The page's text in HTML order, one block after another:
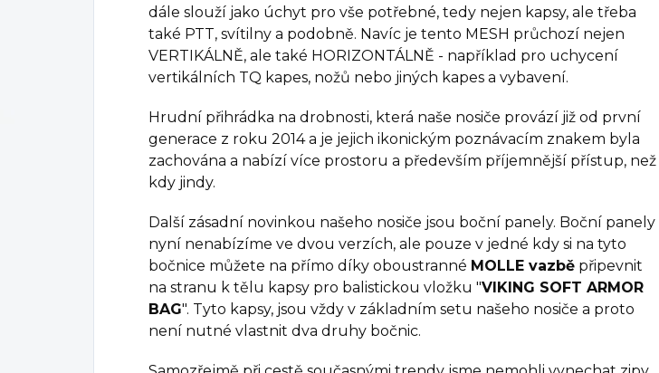
dále slouží jako úchyt pro vše potřebné, tedy nejen kapsy, ale třeba
také PTT, svítilny a podobně. Navíc je tento MESH průchozí nejen
VERTIKÁLNĚ, ale také HORIZONTÁLNĚ - například pro uchycení
vertikálních TQ kapes, nožů nebo jiných kapes a vybavení.
Hrudní přihrádka na drobnosti, která naše nosiče provází již od první
generace z roku 2014 a je jejich ikonickým poznávacím znakem byla
zachována a nabízí více prostoru a především příjemnější přístup, než
kdy jindy.
Další zásadní novinkou našeho nosiče jsou boční panely. Boční panely
nyní nenabízíme ve dvou verzích, ale pouze v jedné kdy si na tyto
bočnice můžete na přímo díky oboustranné MOLLE vazbě připevnit
na stranu k tělu kapsy pro balistickou vložku "VIKING SOFT ARMOR
BAG". Tyto kapsy, jsou vždy v základním setu našeho nosiče a proto
není nutné vlastnit dva druhy bočnic.